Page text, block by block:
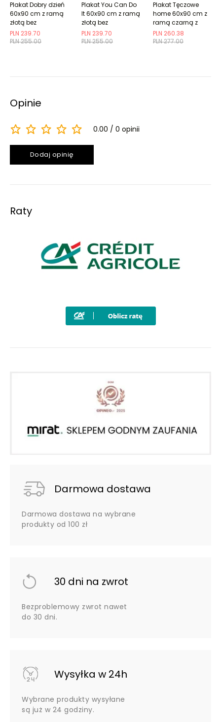
PLN 255.00
PLN 239.70
Plakat Dobry dzień
60x90 cm z ramą
złotą bez
marginesu
PLN 255.00
PLN 239.70
Plakat You Can Do
It 60x90 cm z ramą
złotą bez
marginesu
PLN 277.00
PLN 260.38
Plakat Tęczowe
home 60x90 cm z
ramą czarną z
marginesem
Opinie
0.00 0 opinii
Dodaj opinię
Raty
Darmowa dostawa
Darmowa dostawa na wybrane
produkty od 100 zł
30 dni na zwrot
Bezproblemowy zwrot nawet
do 30 dni.
Wysyłka w 24h
Wybrane produkty wysyłane
są już w 24 godziny.